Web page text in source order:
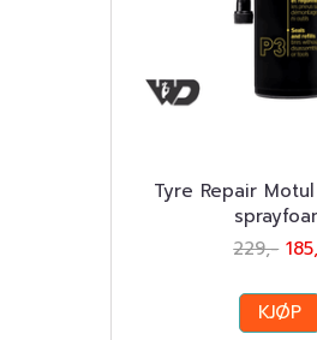
Tyre Repair
229,-
KJØP